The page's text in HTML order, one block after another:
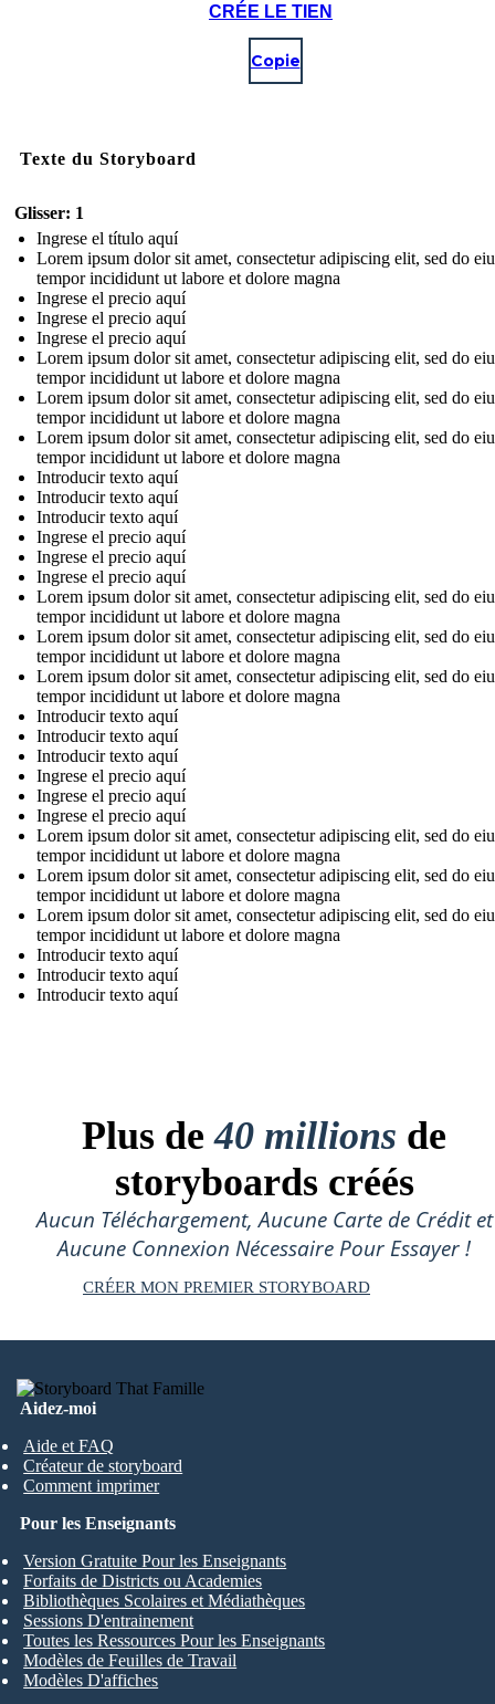
CRÉE LE TIEN
Copie
Texte du Storyboard
Glisser: 1
Ingrese el título aquí
Lorem ipsum dolor sit amet, consectetur adipiscing elit, sed do
tempor incididunt ut labore et dolore magna
Ingrese el precio aquí
Ingrese el precio aquí
Ingrese el precio aquí
Lorem ipsum dolor sit amet, consectetur adipiscing elit, sed do
tempor incididunt ut labore et dolore magna
Lorem ipsum dolor sit amet, consectetur adipiscing elit, sed do
tempor incididunt ut labore et dolore magna
Lorem ipsum dolor sit amet, consectetur adipiscing elit, sed do
tempor incididunt ut labore et dolore magna
Introducir texto aquí
Introducir texto aquí
Introducir texto aquí
Ingrese el precio aquí
Ingrese el precio aquí
Ingrese el precio aquí
Lorem ipsum dolor sit amet, consectetur adipiscing elit, sed do
tempor incididunt ut labore et dolore magna
Lorem ipsum dolor sit amet, consectetur adipiscing elit, sed do
tempor incididunt ut labore et dolore magna
Lorem ipsum dolor sit amet, consectetur adipiscing elit, sed do
tempor incididunt ut labore et dolore magna
Introducir texto aquí
Introducir texto aquí
Introducir texto aquí
Ingrese el precio aquí
Ingrese el precio aquí
Ingrese el precio aquí
Lorem ipsum dolor sit amet, consectetur adipiscing elit, sed do
tempor incididunt ut labore et dolore magna
Lorem ipsum dolor sit amet, consectetur adipiscing elit, sed do
tempor incididunt ut labore et dolore magna
Lorem ipsum dolor sit amet, consectetur adipiscing elit, sed do
tempor incididunt ut labore et dolore magna
Introducir texto aquí
Introducir texto aquí
Introducir texto aquí
Plus de40 millions de
storyboards créés
Aucun Téléchargement, Aucune Carte de Crédit et
Aucune Connexion Nécessaire Pour Essayer !
CRÉER MON PREMIER STORYBOARD
Aidez-moi
Aide et FAQ
Créateur de storyboard
Comment imprimer
Pour les Enseignants
Version Gratuite Pour les Enseignants
Forfaits de Districts ou Academies
Bibliothèques Scolaires et Médiathèques
Sessions D'entrainement
Toutes les Ressources Pour les Enseignants
Modèles de Feuilles de Travail
Modèles D'affiches